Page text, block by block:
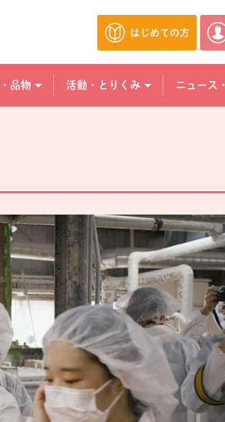
はじめての方
別のウィンドウ
品物 活動・とりくみ ニュース